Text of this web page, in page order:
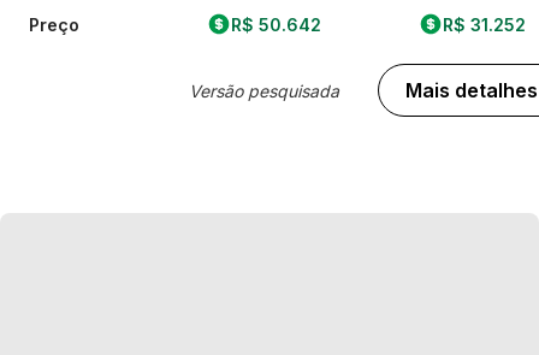
Preço R$ 50.642
Versão pesquisada
R$ 31.252
Mais detalhes